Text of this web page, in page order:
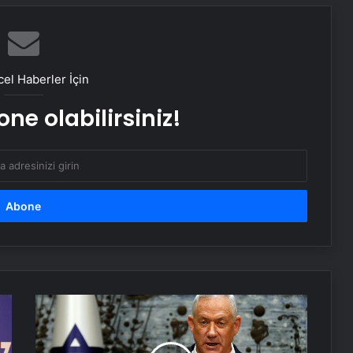
Başkan Erdoğan, 3 ülkenin
büyükelçisini kabul etti
Ukraynalı mevkidaşı ile görüştü
Dışişleri Bakanlığı’ndan Libya
açıklaması: “Tam ve kalıcı ateşkes
sağlanması için diyaloğa girilmesi
Haberler İçin
olabilirsiniz!
İsrail
Cumhurbaşkanı,
hükümeti